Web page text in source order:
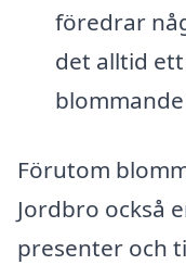
föredrar
det alltid
Förutom
Jordbro också
presenter och